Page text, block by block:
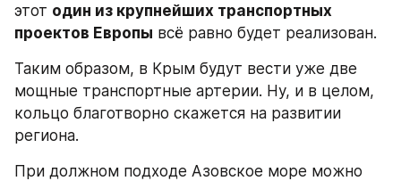
этот один из крупнейших транспортных
проектов Европы всё равно будет реализован.
Таким образом, в Крым будут вести уже две
мощные транспортные артерии. Ну, и в целом,
кольцо благотворно скажется на развитии
региона.
При должном подходе Азовское море можно